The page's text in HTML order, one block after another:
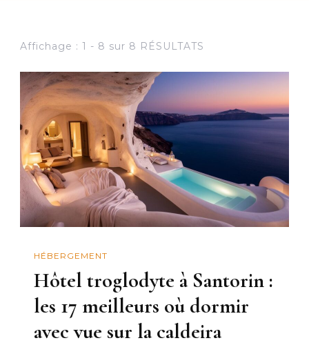
Affichage : 1 - 8 sur 8 RÉSULTATS
HÉBERGEMENT
Hôtel troglodyte à Santorin :
les 17 meilleurs où dormir
avec vue sur la caldeira